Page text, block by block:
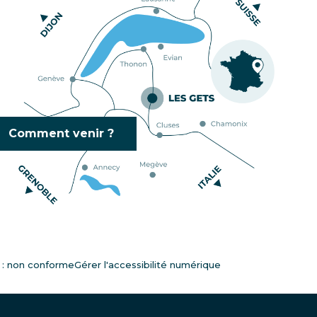
Comment venir ?
non conformeGérer l'accessibilité numérique